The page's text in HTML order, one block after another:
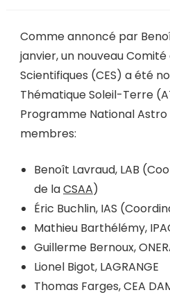
Comme annoncé par
janvier, un nouveau Comité
Scientifiques (CES) a été
Thématique Soleil-Terre
Programme National Astro
membres:
Benoît Lavraud, LAB
de laCSAA)
Éric Buchlin, IAS
Mathieu Barthélémy,
Guillerme Bernoux,
Lionel Bigot, LAGRANGE
Thomas Farges, CEA